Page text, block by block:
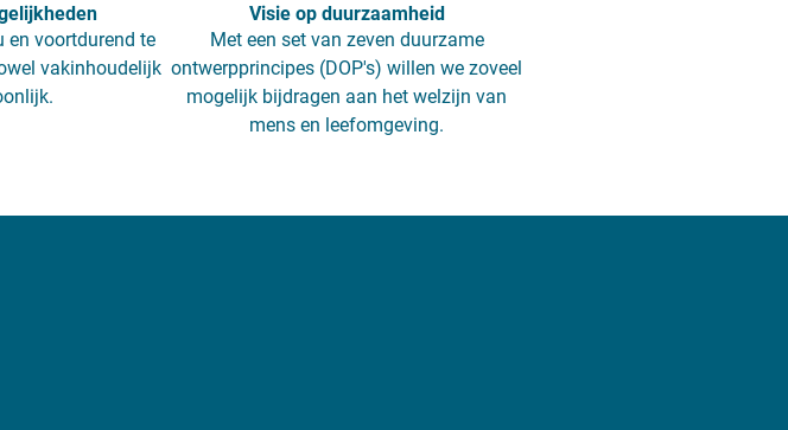
en voortdurend te
vakinhoudelijk
Visie op duurzaamheid
Met een set van zeven duurzame
ontwerpprincipes (DOP's) willen we zoveel
mogelijk bijdragen aan het welzijn van
mens en leefomgeving.